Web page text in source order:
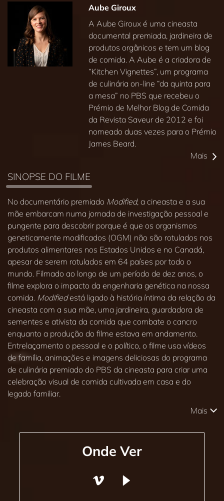
Aube Giroux
A Aube Giroux é uma cineasta
documental premiada, jardineira de
produtos orgânicos e tem um blog
de comida. A Aube é a criadora de
“Kitchen Vignettes”, um programa
de culinária on‑line “da quinta para
a mesa” no PBS que recebeu o
Prémio de Melhor Blog de Comida
da Revista Saveur de 2012 e foi
nomeado duas vezes para o Prémio
James Beard.
Mais
SINOPSE DO FILME
No documentário premiado Modified, a cineasta e a sua
mãe embarcam numa jornada de investigação pessoal e
pungente para descobrir porque é que os organismos
geneticamente modificados (OGM) não são rotulados nos
produtos alimentares nos Estados Unidos e no Canadá,
apesar de serem rotulados em 64 países por todo o
mundo. Filmado ao longo de um período de dez anos, o
filme explora o impacto da engenharia genética na nossa
comida. Modifiedestá ligado à história íntima da relação da
cineasta com a sua mãe, uma jardineira, guardadora de
sementes e ativista da comida que combate o cancro
enquanto a produção do filme estava em andamento.
Entrelaçamento o pessoal e o político, o filme usa vídeos
de família, animações e imagens deliciosas do programa
de culinária premiado do PBS da cineasta para criar uma
celebração visual de comida cultivada em casa e do
legado familiar.
Mais
Onde Ver